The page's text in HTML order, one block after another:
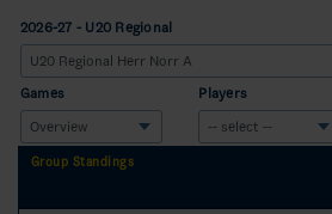
2026-27 - U20 Regional
Games Players
Group Standings